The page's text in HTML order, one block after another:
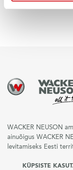
WACKER NEUSON
ainuõigus WACKER
levitamiseks Eesti
KÜPSISTE